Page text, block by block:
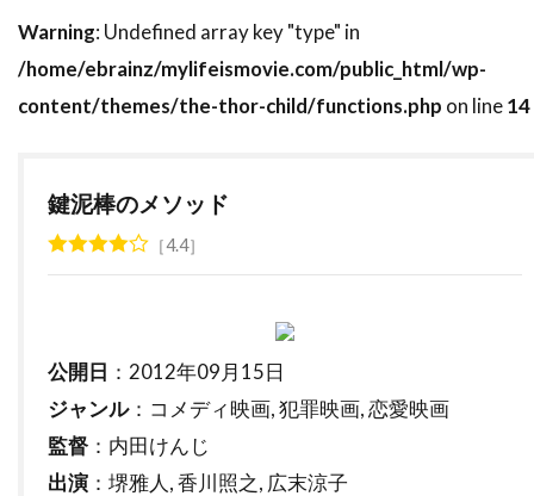
トム・ノーブル
トム・ハンクス
トム・ハーディ
トム・フォックス
トム・ヘルモア
トム・ベレンジャー
トム・マッゴーワン
トルネード・フィルム
トルーディ・スタイラー
Warning: Undefined array key "type" in
/home/ebrainz/mylifeismovie.com/public_html/wp-
content/themes/the-thor-child/functions.php on line14
鍵泥棒のメソッド
4.4
公開日 ：2012年09月15日
ジャンル：コメディ映画, 犯罪映画, 恋愛映画
監督 ：内田けんじ
出演 ：堺雅人, 香川照之, 広末涼子